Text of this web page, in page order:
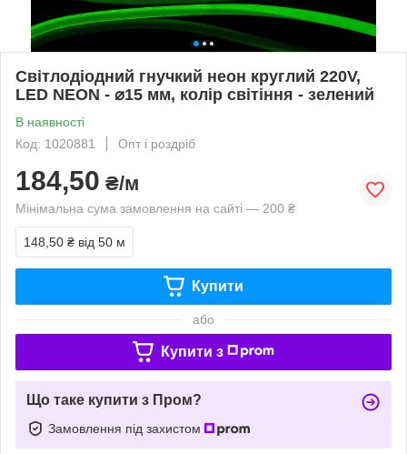
Світлодіодний гнучкий неон круглий 220V,
LED NEON - ⌀15 мм, колір світіння - зелений
В наявності
Код: 1020881
Опт і роздріб
184,50 ₴/м
Мінімальна сума замовлення на сайті — 200 ₴
148,50 ₴ від 50 м
Купити
або
Купити з
Що таке купити з Пром?
Замовлення під захистом